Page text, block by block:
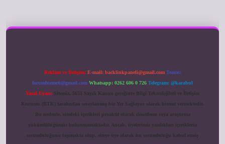
Reklam ve İletişim: E-mail: backlinkpaneli@gmail.com Teams:
forumhizmeti@gmail.com Whatsapp: 0262 606 0 726 Telegram: @karabul
Yasal Uyarı: Sitemiz, 5651 Sayılı Kanun gereğince Bilgi Teknolojileri ve İletişim
Kurumu (BTK) tarafından onaylanmış bir Yer Sağlayıcı olarak hizmet vermektedir.
Bu nedenle, sitedeki içerikleri proaktif olarak denetleme veya araştırma
yükümlülüğümüz bulunmamaktadır. Ancak, üyelerimiz yazdıkları içeriklerin
sorumluluğunu taşımakta olup, siteye üye olarak bu sorumluluğu kabul etmiş